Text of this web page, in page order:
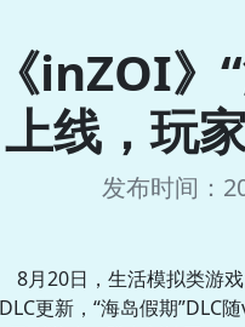
inZOI》
上线，玩
发布时间：
8月20日，生活模拟类游
更新，“海岛假期”DLC